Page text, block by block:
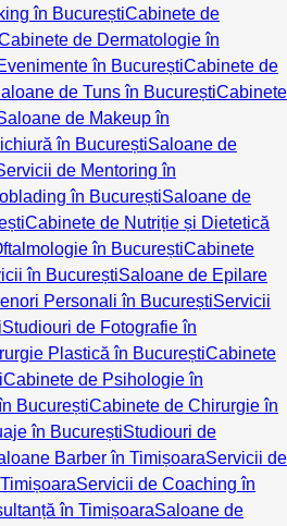
în BucureștiCabinete de
de Dermatologie în
în BucureștiCabinete de
de Tuns în BucureștiCabinete
de Makeup în
în BucureștiSaloane de
de Mentoring în
în BucureștiSaloane de
Cabinete de Nutriție și Dietetică
în BucureștiCabinete
în BucureștiSaloane de Epilare
Personali în BucureștiServicii
Studiouri de Fotografie în
Plastică în BucureștiCabinete
Cabinete de Psihologie în
BucureștiCabinete de Chirurgie în
în BucureștiStudiouri de
Barber în TimișoaraServicii de
Servicii de Coaching în
în TimișoaraSaloane de